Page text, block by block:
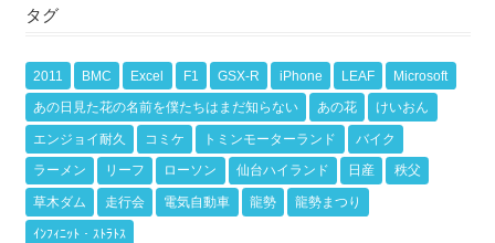
タグ
2011 BMC Excel F1 GSX-R iPhone LEAF Microsoft
あの日見た花の名前を僕たちはまだ知らない あの花 けいおん
エンジョイ耐久 コミケ トミンモーターランド バイク
ラーメン リーフ ローソン 仙台ハイランド 日産 秩父
草木ダム 走行会 電気自動車 龍勢 龍勢まつり
ｲﾝﾌｨﾆｯﾄ・ｽﾄﾗﾄｽ